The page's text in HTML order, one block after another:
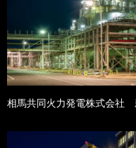
相馬共同火力発電株式会社